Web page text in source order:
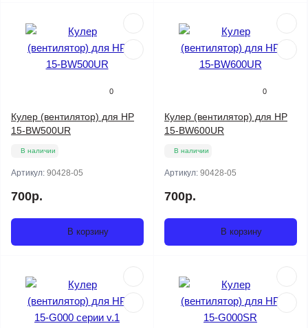
0
Кулер (вентилятор) для HP
15-BW500UR
В наличии
Артикул: 90428-05
700р.
В корзину
0
Кулер (вентилятор) для HP
15-BW600UR
В наличии
Артикул: 90428-05
700р.
В корзину